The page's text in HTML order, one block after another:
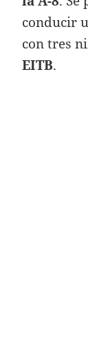
conducir
con tres
EITB.